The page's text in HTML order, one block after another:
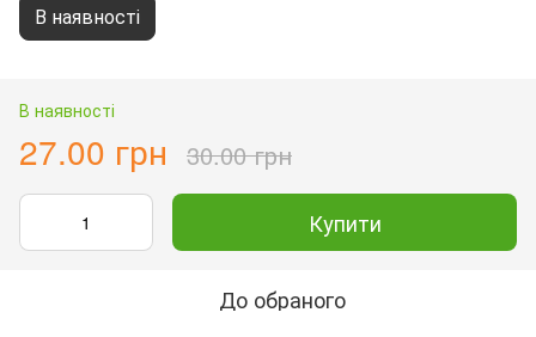
В наявності
В наявності
27.00 грн 30.00 грн
Купити
До обраного